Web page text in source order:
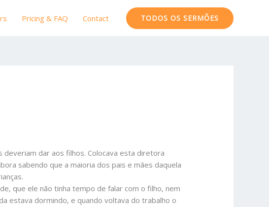
Pricing & FAQ Contact TODOS OS SERMÕES
deveriam dar aos filhos. Colocava esta diretora
sabendo que a maioria dos pais e mães daquela
que ele não tinha tempo de falar com o filho, nem
estava dormindo, e quando voltava do trabalho o